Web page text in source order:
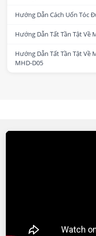
Hướng Dẫn Cách Uốn Tóc
Hướng Dẫn Tất Tần Tật Về
Hướng Dẫn Tất Tần Tật Về
MHD-D05